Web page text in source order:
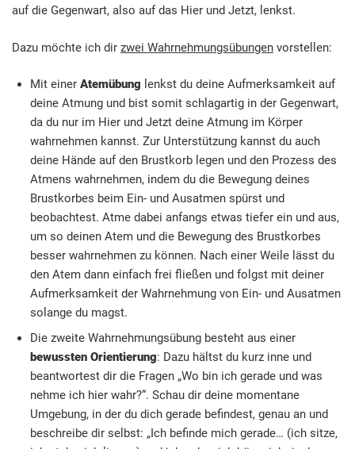
auf die Gegenwart, also auf das Hier und Jetzt, lenkst.
Dazu möchte ich dir zwei Wahrnehmungsübungen vorstellen:
Mit einer Atemübung lenkst du deine Aufmerksamkeit auf
deine Atmung und bist somit schlagartig in der Gegenwart,
da du nur im Hier und Jetzt deine Atmung im Körper
wahrnehmen kannst. Zur Unterstützung kannst du auch
deine Hände auf den Brustkorb legen und den Prozess des
Atmens wahrnehmen, indem du die Bewegung deines
Brustkorbes beim Ein- und Ausatmen spürst und
beobachtest. Atme dabei anfangs etwas tiefer ein und aus,
um so deinen Atem und die Bewegung des Brustkorbes
besser wahrnehmen zu können. Nach einer Weile lässt du
den Atem dann einfach frei fließen und folgst mit deiner
Aufmerksamkeit der Wahrnehmung von Ein- und Ausatmen
solange du magst.
Die zweite Wahrnehmungsübung besteht aus einer
bewussten Orientierung: Dazu hältst du kurz inne und
beantwortest dir die Fragen „Wo bin ich gerade und was
nehme ich hier wahr?“. Schau dir deine momentane
Umgebung, in der du dich gerade befindest, genau an und
beschreibe dir selbst: „Ich befinde mich gerade… (ich sitze,